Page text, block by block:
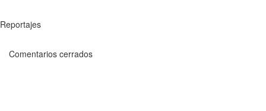
Reportajes
Comentarios cerrados